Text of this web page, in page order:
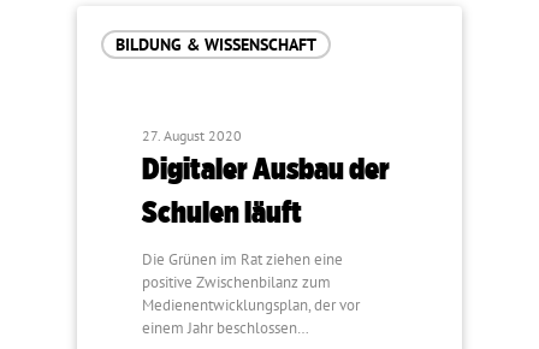
BILDUNG & WISSENSCHAFT
27. August 2020
Digitaler Ausbau der
Schulen läuft
Die Grünen im Rat ziehen eine
positive Zwischenbilanz zum
Medienentwicklungsplan, der vor
einem Jahr beschlossen…